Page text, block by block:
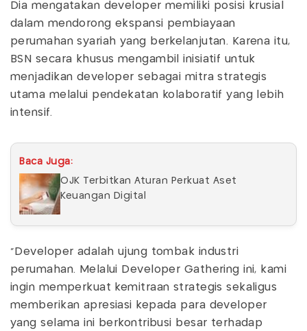
Dia mengatakan developer memiliki posisi krusial
dalam mendorong ekspansi pembiayaan
perumahan syariah yang berkelanjutan. Karena itu,
BSN secara khusus mengambil inisiatif untuk
menjadikan developer sebagai mitra strategis
utama melalui pendekatan kolaboratif yang lebih
intensif.
Baca Juga:
OJK Terbitkan Aturan Perkuat Aset
Keuangan Digital
“Developer adalah ujung tombak industri
perumahan. Melalui Developer Gathering ini, kami
ingin memperkuat kemitraan strategis sekaligus
memberikan apresiasi kepada para developer
yang selama ini berkontribusi besar terhadap